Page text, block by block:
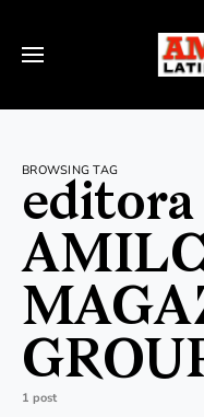
BROWSING TAG
editora
1 post